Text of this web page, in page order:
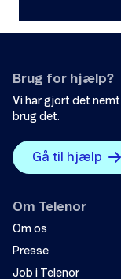
Brug for hjælp?
Vi har gjort det
brug det.
Gå til hjælp
Om Telenor
Om os
Presse
Job i Telenor